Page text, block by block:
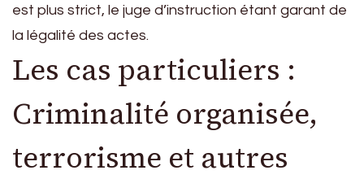
est plus strict, le juge d’instruction étant garant de
la légalité des actes.
Les cas particuliers :
Criminalité organisée,
terrorisme et autres